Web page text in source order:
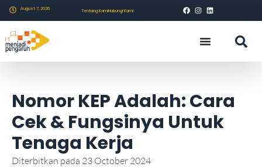
August 7, 2026 Tentang KamiHubungi Kami
Nomor KEP Adalah: Cara
Cek & Fungsinya Untuk
Tenaga Kerja
Diterbitkan pada 23 October 2024